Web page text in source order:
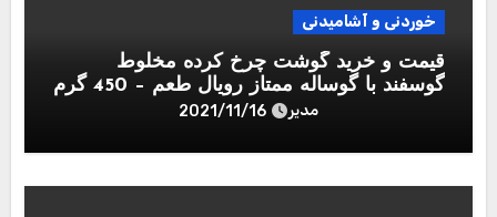
خوردنی و آشامیدنی
قیمت و خرید گوشت چرخ کرده مخلوط
گوسفند با گوساله ممتاز رويال طعم – 450 گرم
مدیر 2021/11/16